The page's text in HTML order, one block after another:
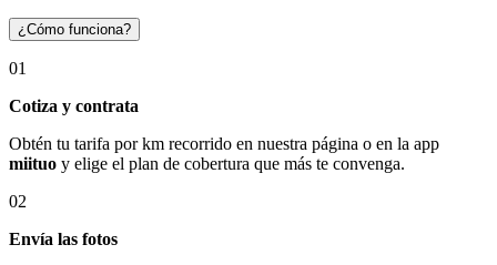
¿Cómo funciona?
01
Cotiza y contrata
Obtén tu tarifa por km recorrido en nuestra página o en la app
miituo y elige el plan de cobertura que más te convenga.
02
Envía las fotos